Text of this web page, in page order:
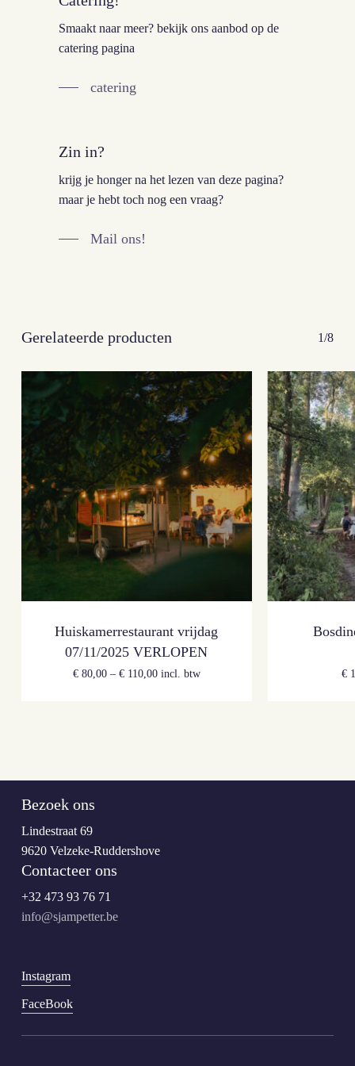
Smaakt naar meer? bekijk ons aanbod op de
catering pagina
catering
Zin in?
krijg je honger na het lezen van deze pagina?
maar je hebt toch nog een vraag?
Mail ons!
Gerelateerde producten 1/8
Huiskamerrestaurant vrijdag
07/11/2025 VERLOPEN
€80,00– €110,00 incl. btw €
Bezoek ons
Lindestraat 69
9620 Velzeke-Ruddershove
Contacteer ons
+32 473 93 76 71
info@sjampetter.be
Instagram
FaceBook